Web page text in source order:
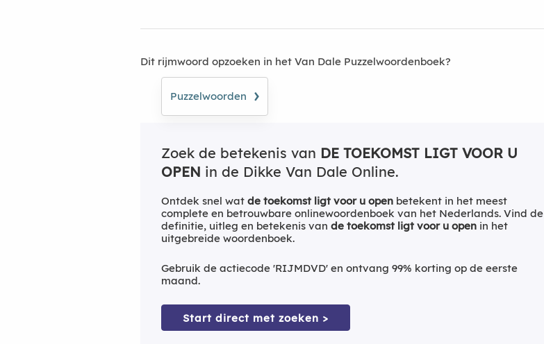
Dit rijmwoord opzoeken in het Van Dale Puzzelwoordenboek?
Puzzelwoorden ›
Zoek de betekenis van DE TOEKOMST LIGT VOOR U
OPEN in de Dikke Van Dale Online.
Ontdek snel wat de toekomst ligt voor u open betekent in het meest
complete en betrouwbare onlinewoordenboek van het Nederlands. Vind de
definitie, uitleg en betekenis van de toekomst ligt voor u open in het
uitgebreide woordenboek.
Gebruik de actiecode 'RIJMDVD' en ontvang 99% korting op de eerste
maand.
Start direct met zoeken >